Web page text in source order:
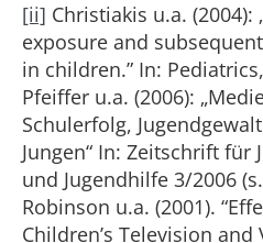
[ii] Christiakis u.a. (2004):
exposure and
in children.” In:
Pfeiffer u.a. (2006):
Schulerfolg,
Jungen“ In: Zeitschrift
und Jugendhilfe 3/2006 (s.
Robinson u.a. (2001).
Children’s Television